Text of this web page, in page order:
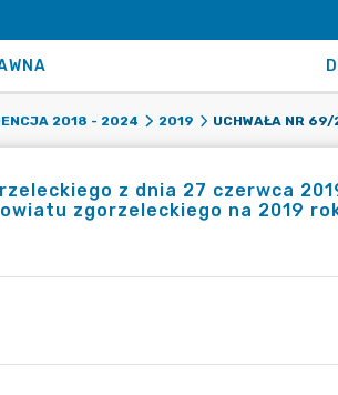
2018 - 2024 2019
z dnia 27 czerwca
zgorzeleckiego na 2019